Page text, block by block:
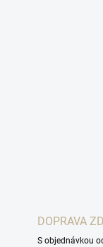
DOPRAVA
S objednávkou